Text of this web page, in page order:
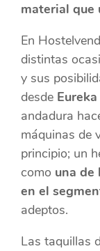
material que
En
distintas
y sus
desde
andadura
máquinas de
principio; un
como una de
en el
adeptos.
Las taquillas